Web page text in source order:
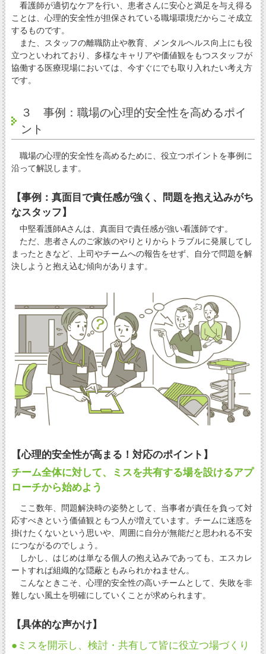
看護師が適切なケアを行い、患者さんに安心と満足を与え得る
ことは、心理的安全性が担保されている職場環境だからこそ成立
するものです。
また、スタッフの離職防止や教育、メンタルヘルス向上にも役
立つといわれており、多様なキャリアや価値観をもつスタッフが
協働する医療現場においては、今すぐにでも取り入れたい考え方
です。
３ 事例：職場の心理的安全性を高めるポイ
ント
職場の心理的安全性を高めるために、役立つポイントを事例に
沿って解説します。
【事例：真面目で責任感が強く、問題を抱え込みがち
なスタッフ】
中堅看護師Aさんは、真面目で責任感が強い看護師です。
ただ、患者さんのご家族のやりとりからトラブルに発展してし
まったときなど、上司やチームへの報告をせず、自分で問題を解
決しようと抱え込む傾向があります。
【心理的安全性が高まる！対応のポイント】
チーム全体に対して、ミスを共有する場を設けるアプ
ローチから始めよう
ここ数年、問題解決時の姿勢として、当事者が責任を負って対
応すべきという価値観ともつ人が増えています。チームに迷惑を
掛けたくないという思いや、周囲に自分が無能だと思われる不安
につながるのでしょう。
しかし、はじめは単なる個人の抱え込みであっても、エスカレ
ートすれば組織的な隠蔽ともみられかねません。
こんなときこそ、心理的安全性の高いチームとして、失敗を非
難しない風土を明確にしていくことが求められます。
【具体的な声かけ】
●ミスを開示し、検討・共有して皆に役立つ場づくり